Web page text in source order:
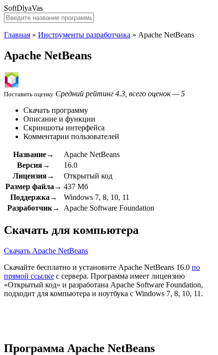
SoftDlyaVas
Главная » Инструменты разработчика » Apache NetBeans
Apache NetBeans
Поставить оценку Средний рейтинг 4.3, всего оценок — 5
Скачать программу
Описание и функции
Скриншоты интерфейса
Комментарии пользователей
Название→
Apache NetBeans
Версия→
16.0
Лицензия→
Открытый код
Размер файла→ 437 Мб
Поддержка→
Windows 7, 8, 10, 11
Разработчик→
Apache Software Foundation
Скачать для компьютера
Скачать Apache NetBeans
Скачайте бесплатно и установите Apache NetBeans 16.0 по
прямой ссылке с сервера. Программа имеет лицензию
«Открытый код» и разработана Apache Software Foundation,
подходит для компьютера и ноутбука с Windows 7, 8, 10, 11.
Программа Apache NetBeans